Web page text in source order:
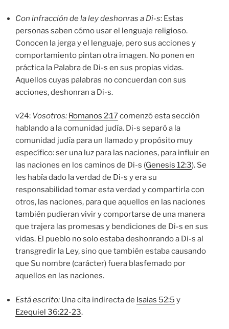
Con infracción de la ley deshonras a Di-s: Estas
personas saben cómo usar el lenguaje religioso.
Conocen la jerga y el lenguaje, pero sus acciones y
comportamiento pintan otra imagen. No ponen en
práctica la Palabra de Di-s en sus propias vidas.
Aquellos cuyas palabras no concuerdan con sus
acciones, deshonran a Di-s.
v24: Vosotros: Romanos 2:17comenzó esta sección
hablando a la comunidad judía. Di-s separó a la
comunidad judía para un llamado y propósito muy
específico: ser una luz para las naciones, para influir en
las naciones en los caminos de Di-s (Genesis 12:3). Se
les había dado la verdad de Di-s y era su
responsabilidad tomar esta verdad y compartirla con
otros, las naciones, para que aquellos en las naciones
también pudieran vivir y comportarse de una manera
que trajera las promesas y bendiciones de Di-s en sus
vidas. El pueblo no solo estaba deshonrando a Di-s al
transgredir la Ley, sino que también estaba causando
que Su nombre (carácter) fuera blasfemado por
aquellos en las naciones.
Está escrito: Una cita indirecta de Isaias 52:5 y
Ezequiel 36:22-23.